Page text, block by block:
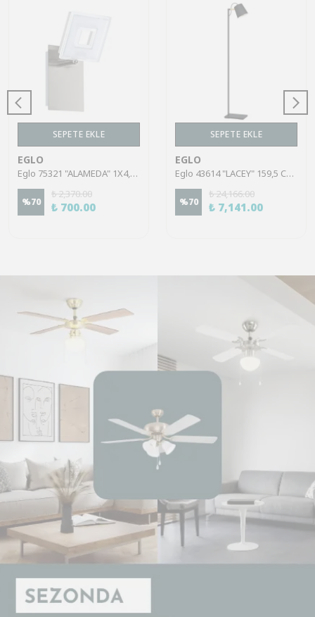
SEPETE EKLE
EGLO
Eglo 75321 "ALAMEDA" 1X4,5W Çelik Nikel Mat Sıva Üstü Spot
%70
₺ 2,370.00
₺ 700.00
SEPETE EKLE
EGLO
Eglo 43614 "LACEY" 159,5 Cm Yüksekliğinde Çelik, Ahşap Köşe Lambası Lambader
%70
₺ 24,166.00
₺ 7,141.00